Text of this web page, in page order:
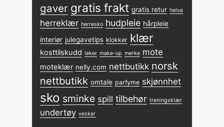
gaver gratis frakt gratis retur helse
herreklær herresko hudpleie hårpleie
interiør julegavetips klokker klær
kosttilskudd leker make-up merke mote
moteklær nelly.com nettbutikk norsk
nettbutikk omtale parfyme skjønnhet
sko sminke spill tilbehør treningsklær
undertøy vesker